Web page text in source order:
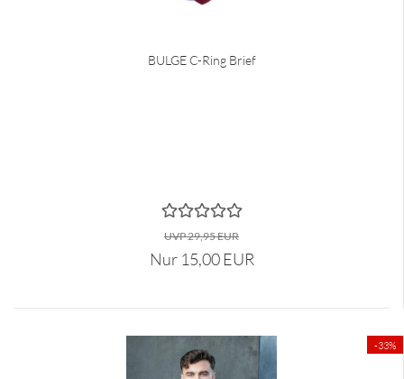
BULGE C-Ring Brief
UVP 29,95 EUR
Nur 15,00 EUR
-33%